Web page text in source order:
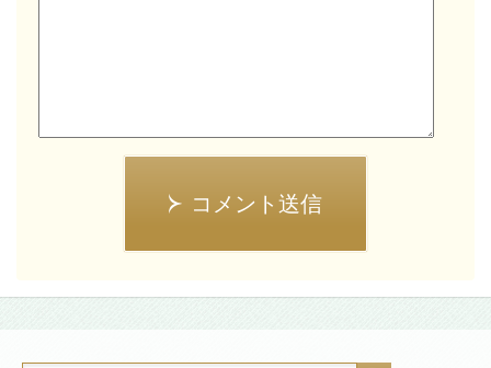
コメント送信